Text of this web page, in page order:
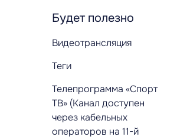
Будет полезно
Видеотрансляция
Теги
Телепрограмма «Спорт
ТВ» (Канал доступен
через кабельных
операторов на 11-й